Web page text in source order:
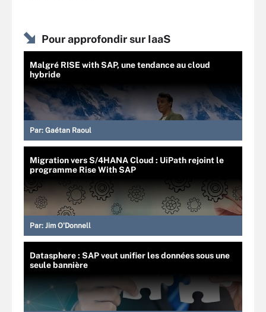
Pour approfondir sur IaaS
Malgré RISE with SAP, une tendance au cloud
hybride
Par: Gaétan Raoul
Migration vers S/4HANA Cloud : UiPath rejoint le
programme Rise With SAP
Par: Jim O'Donnell
Datasphere : SAP veut unifier les données sous une
seule bannière